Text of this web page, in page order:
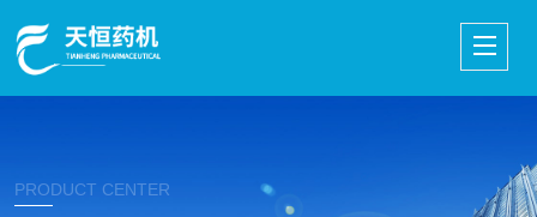
PRODUCT CENTER